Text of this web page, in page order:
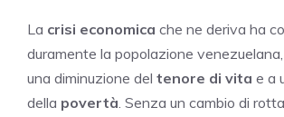
La crisi economica che ne deriva ha
duramente la popolazione
una diminuzione del tenore di vita e a
della povertà. Senza un cambio di